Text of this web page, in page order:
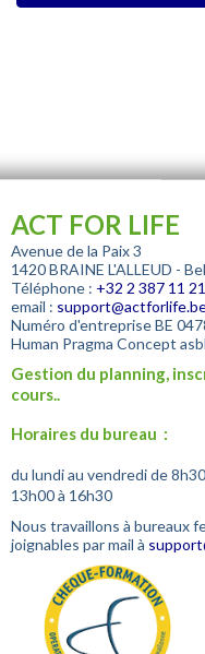
ACT FOR LIFE
Avenue de la Paix 3
1420 BRAINE L'ALLEUD -
Téléphone : +32 2 387 11 21
email :
Numéro d'entrepriseBE
Human Pragma Concept asbl
Gestion du planning,
cours..
Horaires du bureau :
du lundi au vendredi de
13h00 à 16h30
Nous travaillons à bureaux
joignables par mail à